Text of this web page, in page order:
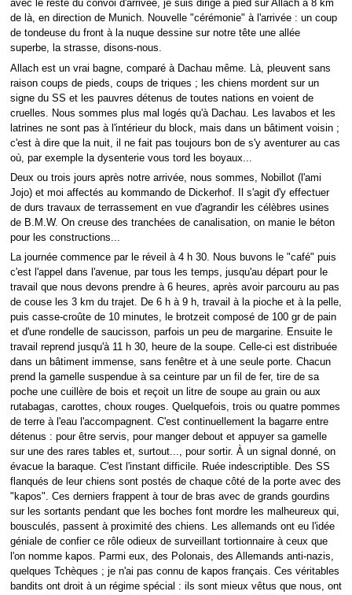
avec le reste du convoi d'arrivée, je suis dirigé à pied sur Allach à 8 km
de là, en direction de Munich. Nouvelle "cérémonie" à l'arrivée : un coup
de tondeuse du front à la nuque dessine sur notre tête une allée
superbe, la strasse, disons-nous.
Allach est un vrai bagne, comparé à Dachau même. Là, pleuvent sans
raison coups de pieds, coups de triques ; les chiens mordent sur un
signe du SS et les pauvres détenus de toutes nations en voient de
cruelles. Nous sommes plus mal logés qu'à Dachau. Les lavabos et les
latrines ne sont pas à l'intérieur du block, mais dans un bâtiment voisin ;
c'est à dire que la nuit, il ne fait pas toujours bon de s'y aventurer au cas
où, par exemple la dysenterie vous tord les boyaux...
Deux ou trois jours après notre arrivée, nous sommes, Nobillot (l'ami
Jojo) et moi affectés au kommando de Dickerhof. Il s'agit d'y effectuer
de durs travaux de terrassement en vue d'agrandir les célèbres usines
de B.M.W. On creuse des tranchées de canalisation, on manie le béton
pour les constructions...
La journée commence par le réveil à 4 h 30. Nous buvons le "café" puis
c'est l'appel dans l'avenue, par tous les temps, jusqu'au départ pour le
travail que nous devons prendre à 6 heures, après avoir parcouru au pas
de couse les 3 km du trajet. De 6 h à 9 h, travail à la pioche et à la pelle,
puis casse-croûte de 10 minutes, le brotzeit composé de 100 gr de pain
et d'une rondelle de saucisson, parfois un peu de margarine. Ensuite le
travail reprend jusqu'à 11 h 30, heure de la soupe. Celle-ci est distribuée
dans un bâtiment immense, sans fenêtre et à une seule porte. Chacun
prend la gamelle suspendue à sa ceinture par un fil de fer, tire de sa
poche une cuillère de bois et reçoit un litre de soupe au grain ou aux
rutabagas, carottes, choux rouges. Quelquefois, trois ou quatre pommes
de terre à l'eau l'accompagnent. C'est continuellement la bagarre entre
détenus : pour être servis, pour manger debout et appuyer sa gamelle
sur une des rares tables et, surtout..., pour sortir. À un signal donné, on
évacue la baraque. C'est l'instant difficile. Ruée indescriptible. Des SS
flanqués de leur chiens sont postés de chaque côté de la porte avec des
"kapos". Ces derniers frappent à tour de bras avec de grands gourdins
sur les sortants pendant que les boches font mordre les malheureux qui,
bousculés, passent à proximité des chiens. Les allemands ont eu l'idée
géniale de confier ce rôle odieux de surveillant tortionnaire à ceux que
l'on nomme kapos. Parmi eux, des Polonais, des Allemands anti-nazis,
quelques Tchèques ; je n'ai pas connu de kapos français. Ces véritables
bandits ont droit à un régime spécial : ils sont mieux vêtus que nous, ont